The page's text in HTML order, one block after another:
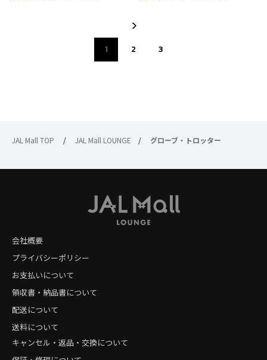
1 2 3
JAL Mall TOP / JAL Mall LOUNGE / グローブ・トロッター
会社概要
プライバシーポリシー
お支払いについて
領収書・納品書について
配送について
送料について
キャンセル・返品・交換について